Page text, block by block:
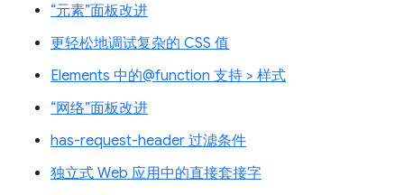
“元素”面板改进
更轻松地调试复杂的 CSS 值
Elements 中的@function 支持 > 样式
“网络”面板改进
has-request-header 过滤条件
独立式 Web 应用中的直接套接字